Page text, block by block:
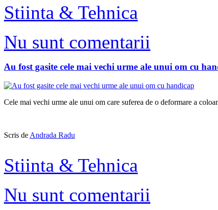
Stiinta & Tehnica
Nu sunt comentarii
Au fost gasite cele mai vechi urme ale unui om cu
Cele mai vechi urme ale unui om care suferea de o deformare a
Scris de Andrada Radu
Stiinta & Tehnica
Nu sunt comentarii